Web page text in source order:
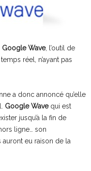
Google Wave, l’outil de
réel, n’ayant pas
a donc annoncé qu’elle
Google Wavequi est
jusqu’à la fin de
ligne… son
eu raison de la